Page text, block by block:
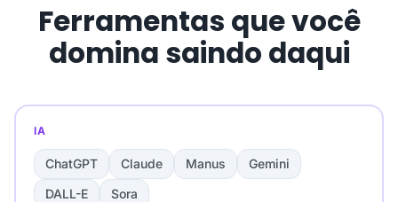
Ferramentas que você
domina saindo daqui
IA
ChatGPT Claude Manus
Gemini
DALL-E
Sora